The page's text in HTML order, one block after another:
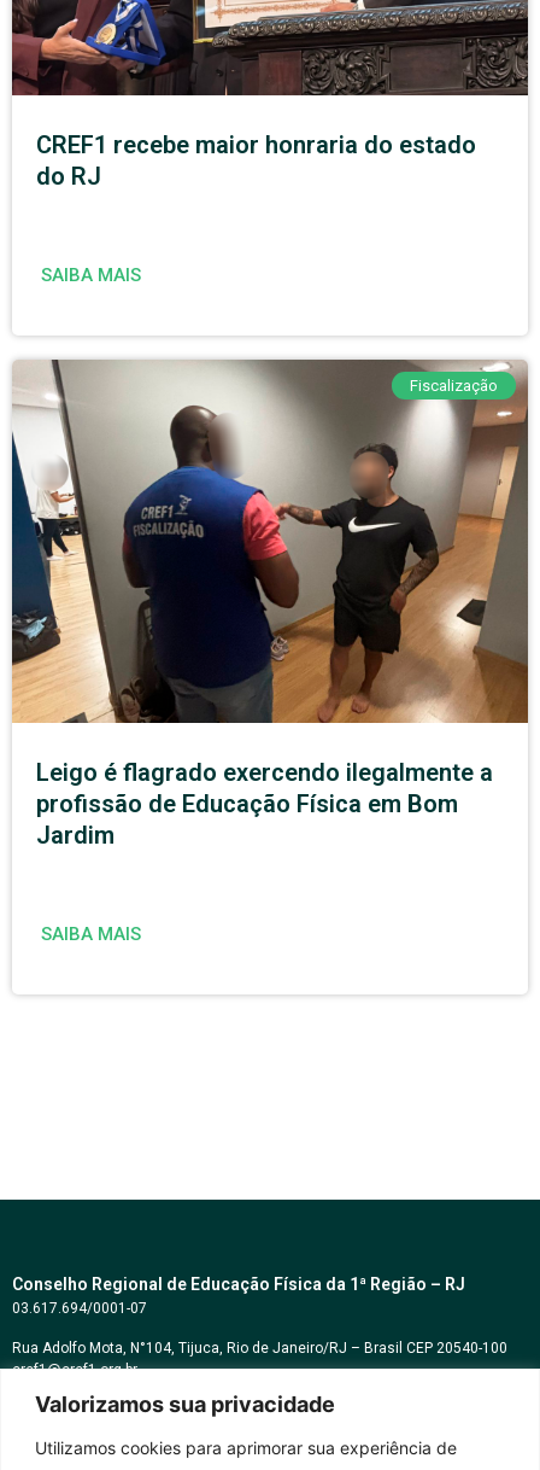
Valorizamos sua privacidade
Utilizamos cookies para aprimorar sua experiência de
CREF1 recebe maior honraria do estado
do RJ
SAIBA MAIS
Fiscalização
Leigo é flagrado exercendo ilegalmente a
profissão de Educação Física em Bom
Jardim
SAIBA MAIS
Conselho Regional de Educação Física da 1ª Região – RJ
03.617.694/0001-07
Rua Adolfo Mota, N°104, Tijuca, Rio de Janeiro/RJ – Brasil CEP 20540-100
cref1@cref1.org.br
Assessoria de comunicação: